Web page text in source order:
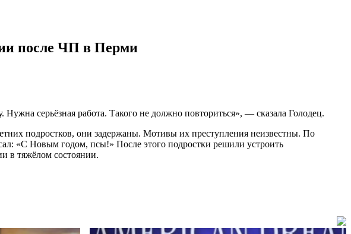
после ЧП в Перми
серьёзная работа. Такого не должно повториться», — сказала Голодец.
подростков, они задержаны. Мотивы их преступления неизвестны. По
«С Новым годом, псы!» После этого подростки решили устроить
в тяжёлом состоянии.